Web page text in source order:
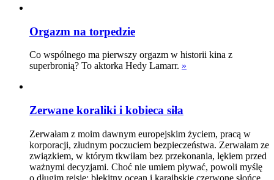
Orgazm na torpedzie
Co wspólnego ma pierwszy orgazm w historii kina z
superbronią? To aktorka Hedy Lamarr. »
Zerwane koraliki i kobieca siła
Zerwałam z moim dawnym europejskim życiem, pracą w
korporacji, złudnym poczuciem bezpieczeństwa. Zerwałam ze
związkiem, w którym tkwiłam bez przekonania, lękiem przed
ważnymi decyzjami. Choć nie umiem pływać, powoli myślę
o długim rejsie: błękitny ocean i karaibskie czerwone słońce...